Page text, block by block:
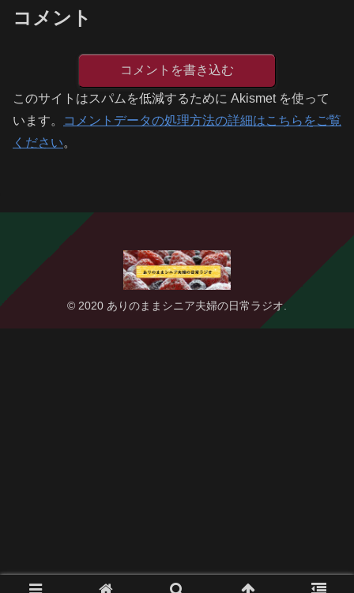
コメント
コメントを書き込む
このサイトはスパムを低減するために Akismet を使って
います。
コメントデータの処理方法の詳細はこちらをご覧
ください。
© 2020 ありのままシニア夫婦の日常ラジオ.